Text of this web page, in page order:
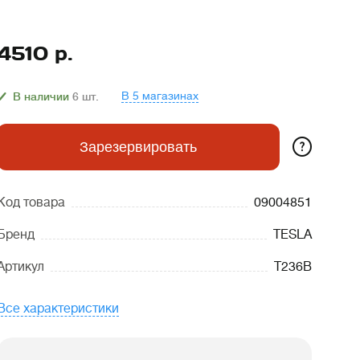
р.
В наличии 6 шт. В 5 магазинах
Зарезервировать ?
товара 09004851
TESLA
T236B
характеристики